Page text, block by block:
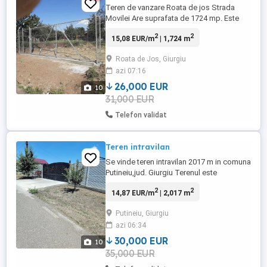
10
Teren de vanzare Roata de jos Strada
Movilei Are suprafata de 1724 mp. Este
electric 220 V cu priza in curte poarta
utilitatile trec prin fata terenului(apa, canal,
gaz) Pret 15 mp. 26000
15,08 EUR/m2| 1,724 m2
Roata de Jos, Giurgiu
azi 07:16
26,000 EUR
31,000 EUR
Telefon validat
10
Teren intravilan
Se vinde teren intravilan 2017 m in comuna
Putineiu,jud. Giurgiu Terenul este
din beton Dispune de porți electrice cu
cu interfon Curent electric 380 V Puț cu
hidrofor+ apă curentă de la rețea Sistem
profesional video hikvision Cablu ...
14,87 EUR/m2| 2,017 m2
Putineiu, Giurgiu
azi 06:34
30,000 EUR
35,000 EUR